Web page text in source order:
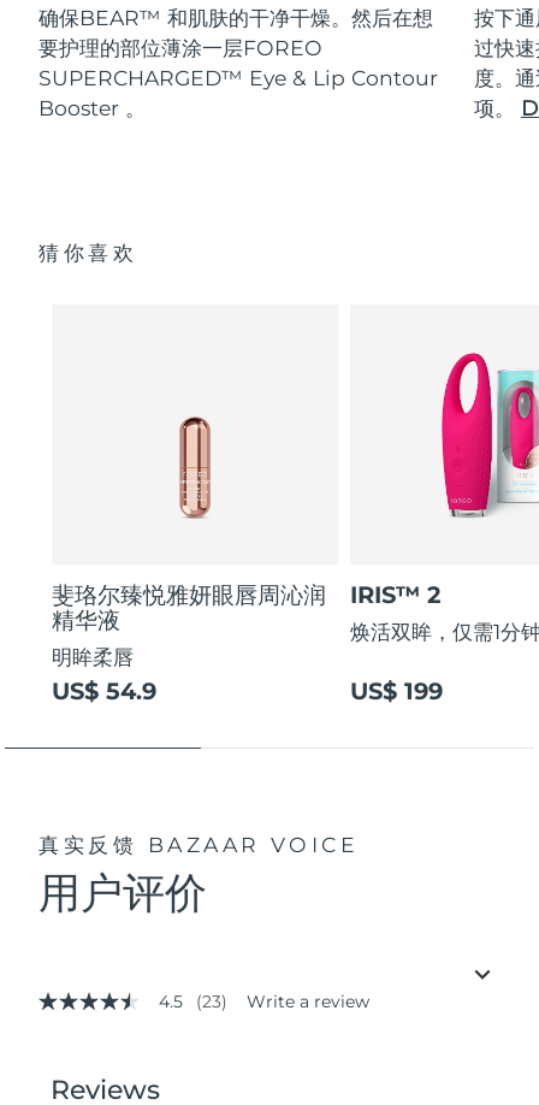
确保BEAR™ 和肌肤的干净干燥。然后在想
要护理的部位薄涂一层FOREO
SUPERCHARGED™ Eye & Lip Contour
Booster 。
按下
过快
度。
项。
猜你喜欢
斐珞尔臻悦雅妍眼唇周沁润
精华液
明眸柔唇
US$ 54.9
IRIS™ 2
焕活双眸，仅需1分
US$ 199
真实反馈 BAZAAR VOICE
用户评价
4.5
stars,
4.5 (23) Write a review